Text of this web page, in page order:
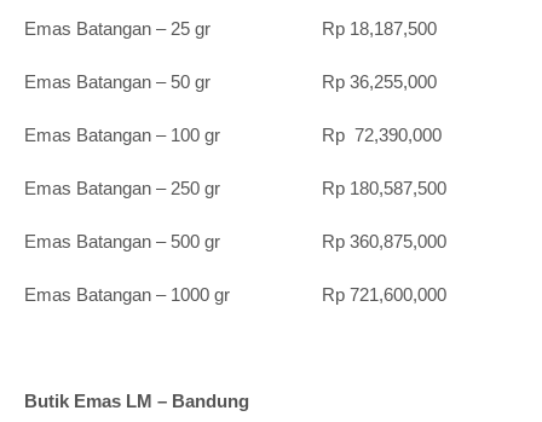
Emas Batangan – 25 gr Rp 18,187,500
Emas Batangan – 50 gr Rp 36,255,000
Emas Batangan – 100 gr Rp 72,390,000
Emas Batangan – 250 gr Rp 180,587,500
Emas Batangan – 500 gr Rp 360,875,000
Emas Batangan – 1000 gr Rp 721,600,000
Butik Emas LM – Bandung